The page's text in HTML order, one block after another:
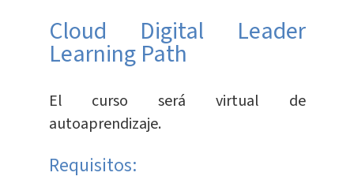
Cloud Digital Leader
Learning Path
El curso será virtual de
autoaprendizaje.
Requisitos: